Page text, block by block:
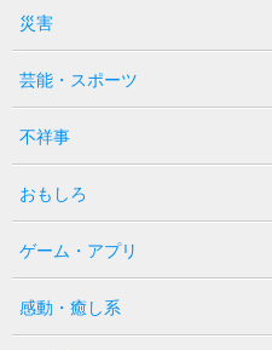
災害
芸能・スポーツ
不祥事
おもしろ
ゲーム・アプリ
感動・癒し系